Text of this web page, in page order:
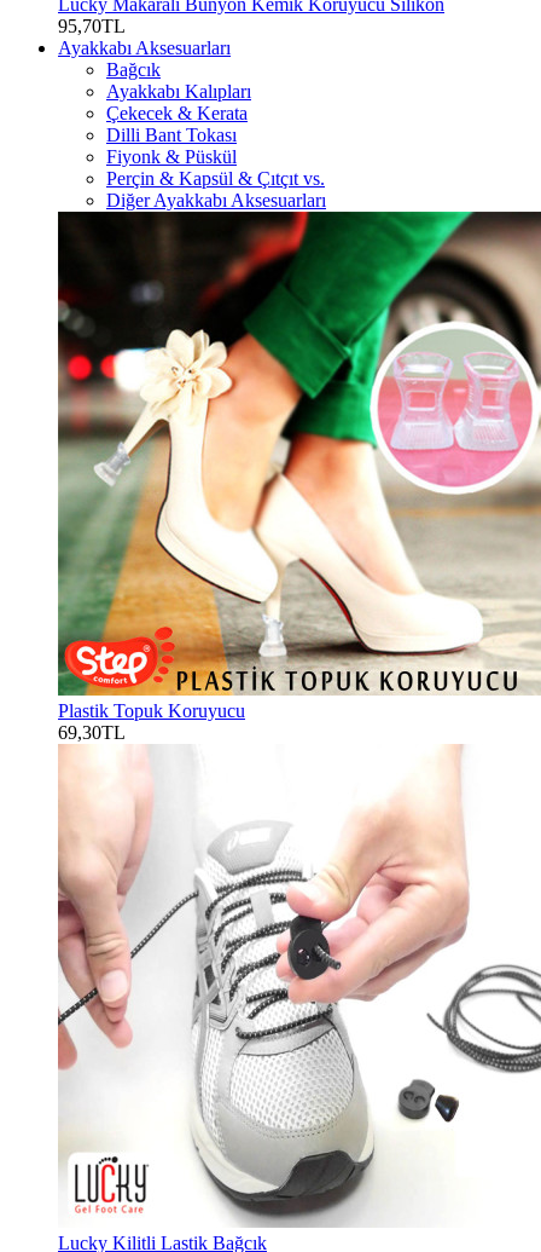
Lucky Makaralı Bunyon Kemik Koruyucu Silikon
95,70TL
Ayakkabı Aksesuarları
Bağcık
Ayakkabı Kalıpları
Çekecek & Kerata
Dilli Bant Tokası
Fiyonk & Püskül
Perçin & Kapsül & Çıtçıt vs.
Diğer Ayakkabı Aksesuarları
Plastik Topuk Koruyucu
69,30TL
Lucky Kilitli Lastik Bağcık